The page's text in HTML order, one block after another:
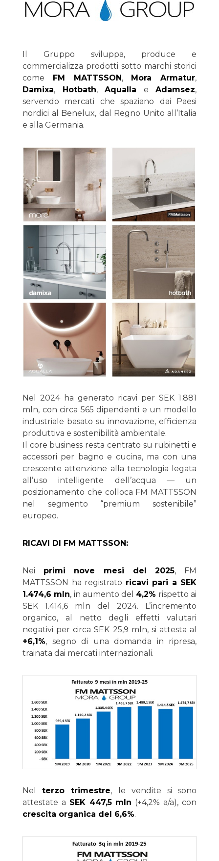
Il Gruppo sviluppa, produce e
commercializza prodotti sotto marchi storici
come FM MATTSSON, Mora Armatur,
Damixa, Hotbath, Aqualla e Adamsez,
servendo mercati che spaziano dai Paesi
nordici al Benelux, dal Regno Unito all’Italia
e alla Germania.
Nel 2024 ha generato ricavi per SEK 1.881
mln, con circa 565 dipendenti e un modello
industriale basato su innovazione, efficienza
produttiva e sostenibilità ambientale.
Il core business resta centrato su rubinetti e
accessori per bagno e cucina, ma con una
crescente attenzione alla tecnologia legata
all’uso intelligente dell’acqua — un
posizionamento che colloca FM MATTSSON
nel segmento “premium sostenibile”
europeo.
RICAVI DI FM MATTSSON:
Nei primi nove mesi del 2025, FM
MATTSSON ha registrato ricavi pari a SEK
1.474,6 mln, in aumento del 4,2% rispetto ai
SEK 1.414,6 mln del 2024. L’incremento
organico, al netto degli effetti valutari
negativi per circa SEK 25,9 mln, si attesta al
+6,1%, segno di una domanda in ripresa,
trainata dai mercati internazionali.
Nelterzo trimestre, le vendite si sono
attestate a SEK 447,5 mln (+4,2% a/a), con
crescita organica del 6,6%.